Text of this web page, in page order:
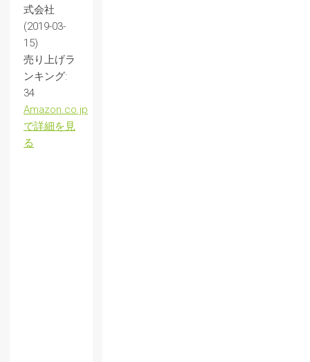
式会社
(2019-03-
15)
売り上げラ
ンキング:
34
Amazon.co.jp
で詳細を見
る